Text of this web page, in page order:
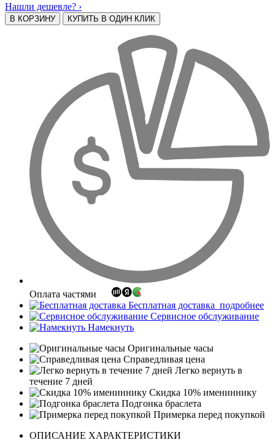
Нашли дешевле? ›
В КОРЗИНУ КУПИТЬ В ОДИН КЛИК
Оплата частями
Бесплатная доставка подробнее
Сервисное обслуживание
Намекнуть
Оригинальные часы
Справедливая цена
Легко вернуть в
течение 7 дней
Скидка 10% имениннику
Подгонка браслета
Примерка перед покупкой
ОПИСАНИЕ ХАРАКТЕРИСТИКИ